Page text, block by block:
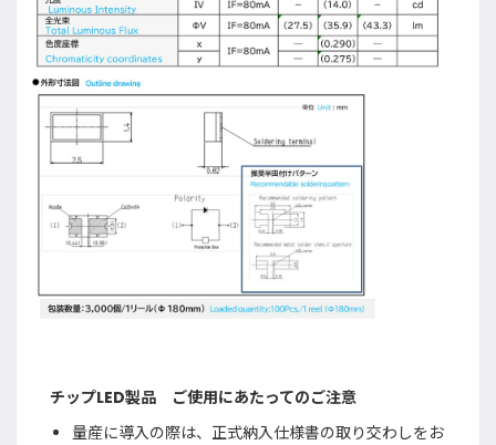
チップLED製品 ご使用にあたってのご注意
量産に導入の際は、正式納入仕様書の取り交わしをお